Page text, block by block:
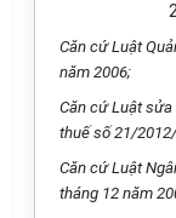
Căn cứ Luật
năm 2006;
Căn cứ Luật
thuế số 21/
Căn cứ Luật
tháng 12 năm